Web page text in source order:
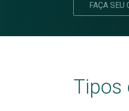
FAÇA SEU
Tipos